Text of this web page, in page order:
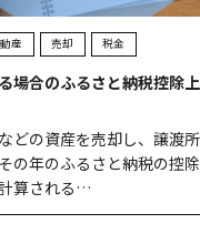
産 売却 税金
場合のふるさと納税控除
どの資産を売却し、譲渡
の年のふるさと納税の控
算される…